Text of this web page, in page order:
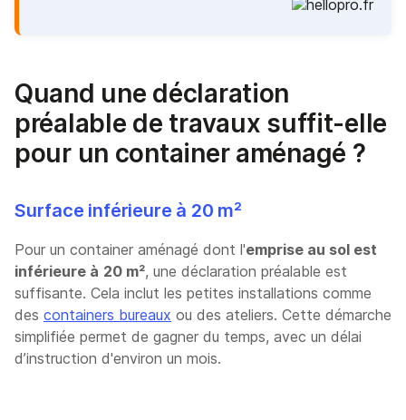
Quand une déclaration
préalable de travaux suffit-elle
pour un container aménagé ?
Surface inférieure à 20 m²
Pour un container aménagé dont l'emprise au sol est
inférieure à 20 m², une déclaration préalable est
suffisante. Cela inclut les petites installations comme
des containers bureaux ou des ateliers. Cette démarche
simplifiée permet de gagner du temps, avec un délai
d’instruction d'environ un mois.